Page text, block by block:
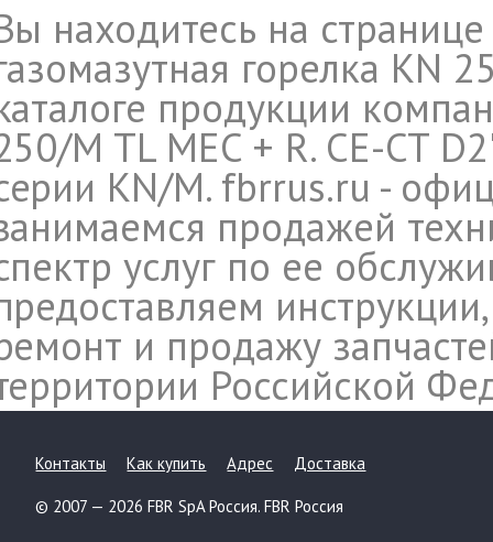
находитесь на
горелка KN
продукции
M TL MEC + R. CE-CT
KN/M. fbrrus.ru -
продажей
услуг по ее
и продажу
Российской
Контакты Как купить Адрес Доставка
© 2007 — 2026 FBR SpA Россия. FBR Россия